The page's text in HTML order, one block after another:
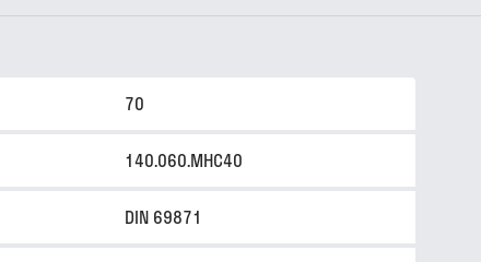
70
140.060.MHC40
DIN 69871